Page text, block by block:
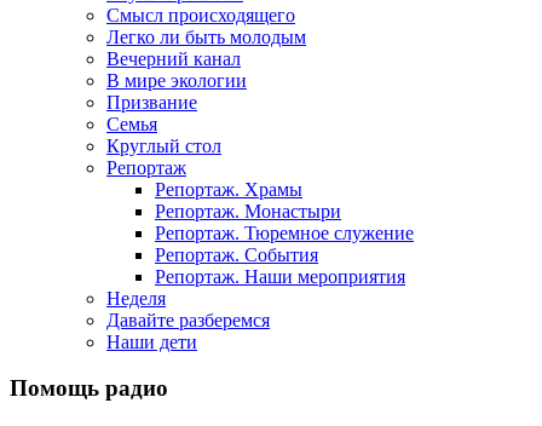
Смысл происходящего
Легко ли быть молодым
Вечерний канал
В мире экологии
Призвание
Семья
Круглый стол
Репортаж
Репортаж. Храмы
Репортаж. Монастыри
Репортаж. Тюремное служение
Репортаж. События
Репортаж. Наши мероприятия
Неделя
Давайте разберемся
Наши дети
Помощь радио